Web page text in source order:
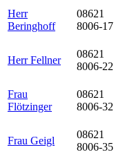
Herr
Beringhoff
08621
8006-17
Herr Fellner
08621
8006-22
Frau
Flötzinger
08621
8006-32
Frau Geigl
08621
8006-35